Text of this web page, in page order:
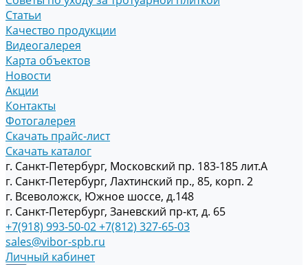
Статьи
Качество продукции
Видеогалерея
Карта объектов
Новости
Акции
Контакты
Фотогалерея
Скачать прайс-лист
Скачать каталог
г. Санкт-Петербург, Московский пр. 183-185 лит.А
г. Санкт-Петербург, Лахтинский пр., 85, корп. 2
г. Всеволожск, Южное шоссе, д.148
г. Санкт-Петербург, Заневский пр-кт, д. 65
+7(918) 993-50-02+7(812) 327-65-03
sales@vibor-spb.ru
Личный кабинет